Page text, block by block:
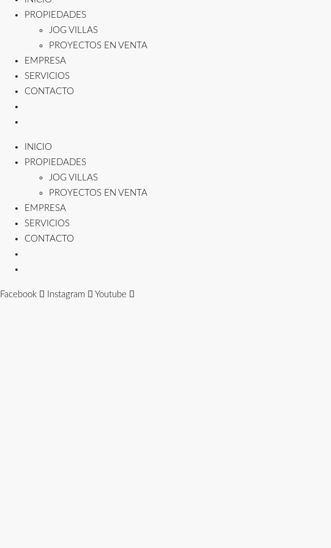
PROPIEDADES
JOG VILLAS
PROYECTOS EN VENTA
EMPRESA
SERVICIOS
CONTACTO
INICIO
PROPIEDADES
JOG VILLAS
PROYECTOS EN VENTA
EMPRESA
SERVICIOS
CONTACTO
Facebook Instagram Youtube